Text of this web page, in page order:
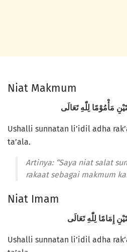
Niat Makmum
مَأْمُوْمًا لِلّٰهِ تَعَالَى
Ushalli sunnatan li’idil adha
ta’ala.
Artinya: “Saya niat salat
rakaat sebagai makmum
Niat Imam
إِمَامًا لِلّٰهِ تَعَالَى
Ushalli sunnatan li’idil adha